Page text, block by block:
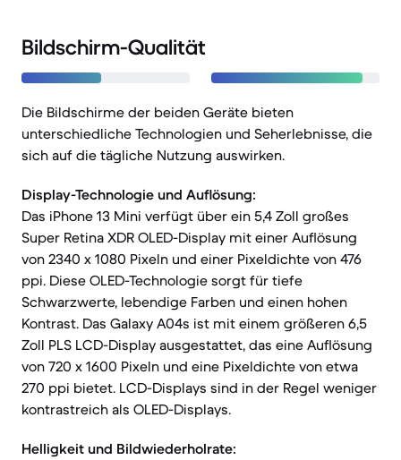
Bildschirm-Qualität
Die Bildschirme der beiden Geräte bieten
unterschiedliche Technologien und Seherlebnisse, die
sich auf die tägliche Nutzung auswirken.
Display-Technologie und Auflösung:
Das iPhone 13 Mini verfügt über ein 5,4 Zoll großes
Super Retina XDR OLED-Display mit einer Auflösung
von 2340 x 1080 Pixeln und einer Pixeldichte von 476
ppi. Diese OLED-Technologie sorgt für tiefe
Schwarzwerte, lebendige Farben und einen hohen
Kontrast. Das Galaxy A04s ist mit einem größeren 6,5
Zoll PLS LCD-Display ausgestattet, das eine Auflösung
von 720 x 1600 Pixeln und eine Pixeldichte von etwa
270 ppi bietet. LCD-Displays sind in der Regel weniger
kontrastreich als OLED-Displays.
Helligkeit und Bildwiederholrate: